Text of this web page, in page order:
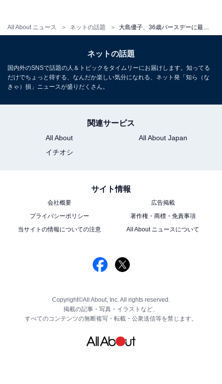
All About ニュース ネットの話題
ネットの話題
国内外のSNSで話題の人＆トピックをタイムリーにお届けします。知ってる
だけでちょっと得する、なんだか楽しい気分になれる、ネット発「知ら（な
きゃ）損」ニュースが盛りだくさん。
関連サービス
All About
All About Japan
イチオシ
サイト情報
会社概要
広告掲載
プライバシーポリシー
著作権・商標・免責事項
当サイトの情報についての注意
All About ニュースについて
Copyright©All About, Inc. All rights reserved.
掲載の記事・写真・イラストなど、
すべてのコンテンツの無断複写・転載・公衆送信等を禁じます。